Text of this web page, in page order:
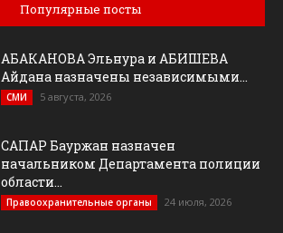
Популярные посты
АБАКАНОВА Эльнура и АБИШЕВА
Айдана назначены независимыми...
СМИ 5 августа, 2026
САПАР Бауржан назначен
начальником Департамента полиции
области...
Правоохранительные органы 24 июля, 2026